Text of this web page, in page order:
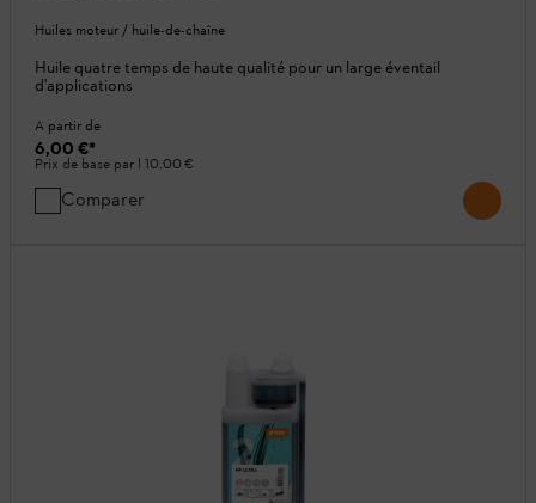
Huiles moteur / huile-de-chaîne
Huile quatre temps de haute qualité pour un large éventail
d'applications
A partir de
6,00 €*
Prix de base par l 10,00 €
Comparer